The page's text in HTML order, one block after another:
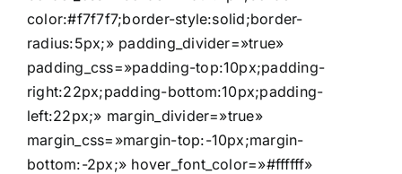
color:#f7f7f7;border-style:solid;border-
radius:5px;» padding_divider=»true»
padding_css=»padding-top:10px;padding-
right:22px;padding-bottom:10px;padding-
left:22px;» margin_divider=»true»
margin_css=»margin-top:-10px;margin-
bottom:-2px;» hover_font_color=»#ffffff»